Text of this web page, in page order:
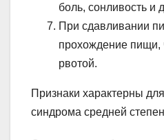
боль, сонливость и
При сдавливании
прохождение пищи,
рвотой.
Признаки характерны
синдрома средней